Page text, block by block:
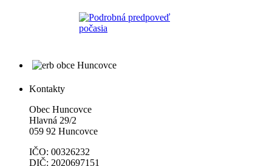
Kontakty
Obec Huncovce
Hlavná 29/2
059 92 Huncovce
IČO: 00326232
DIČ: 2020697151